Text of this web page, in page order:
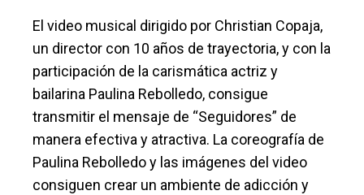
El video musical dirigido por Christian Copaja,
un director con 10 años de trayectoria, y con la
participación de la carismática actriz y
bailarina Paulina Rebolledo, consigue
transmitir el mensaje de “Seguidores” de
manera efectiva y atractiva. La coreografía de
Paulina Rebolledo y las imágenes del video
consiguen crear un ambiente de adicción y